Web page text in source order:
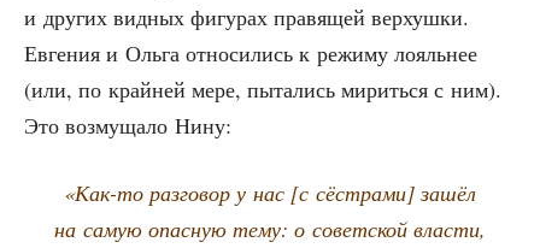
и дру­гих вид­ных фигу­рах пра­вя­щей вер­хуш­ки.
Евге­ния и Оль­га отно­си­лись к режи­му лояль­нее
(или, по край­ней мере, пыта­лись мирить­ся с ним).
Это воз­му­ща­ло Нину:
«Как-то раз­го­вор у нас [с сёст­ра­ми] зашёл
на самую опас­ную тему: о совет­ской вла­сти,